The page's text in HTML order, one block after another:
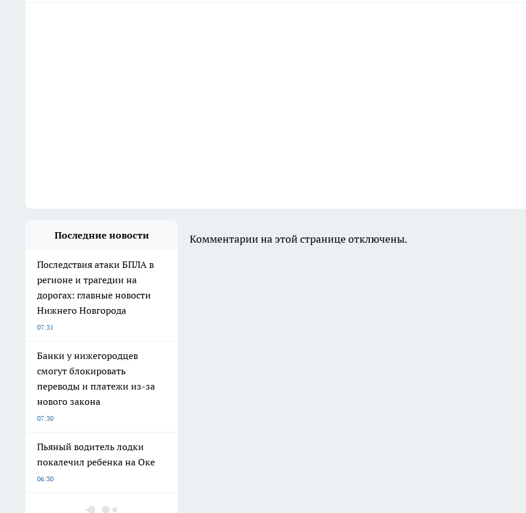
Последние новости
Последствия атаки БПЛА в
регионе и трагедии на
дорогах: главные новости
Нижнего Новгорода
07:31
Банки у нижегородцев
смогут блокировать
переводы и платежи из-за
нового закона
07:30
Пьяный водитель лодки
покалечил ребенка на Оке
06:30
Купила мини-пылесос для
Комментарии на этой странице отключены.